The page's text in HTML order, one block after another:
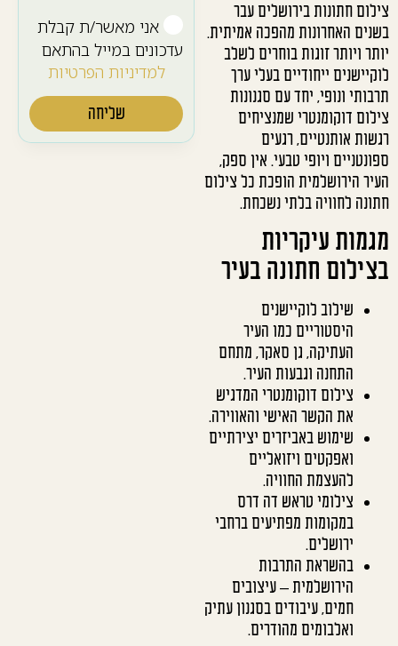
צילום חתונות בירושלים עבר
בשנים האחרונות מהפכה אמיתית.
יותר ויותר זוגות בוחרים לשלב
לוקיישנים ייחודיים בעלי ערך
תרבותי ונופי, יחד עם סגנונות
צילום דוקומנטרי שמנציחים
רגשות אותנטיים, רגעים
ספונטניים ויופי טבעי. אין ספק,
העיר הירושלמית הופכת כל צילום
חתונה לחוויה בלתי נשכחת.
מגמות עיקריות
בצילום חתונה בעיר
שילוב לוקיישנים
היסטוריים כמו העיר
העתיקה, גן סאקר, מתחם
התחנה וגבעות העיר.
צילום דוקומנטרי המדגיש
את הקשר האישי והאווירה.
שימוש באביזרים יצירתיים
ואפקטים ויזואליים
להעצמת החוויה.
צילומי טראש דה דרס
במקומות מפתיעים ברחבי
ירושלים.
בהשראת התרבות
הירושלמית – עיצובים
חמים, עיבודים בסגנון עתיק
ואלבומים מהודרים.
אני מאשר/ת קבלת
עדכונים במייל בהתאם
למדיניות הפרטיות
שליחה